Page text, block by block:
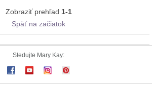
Zobraziť prehľad 1-1
Späť na začiatok
Sledujte Mary Kay: